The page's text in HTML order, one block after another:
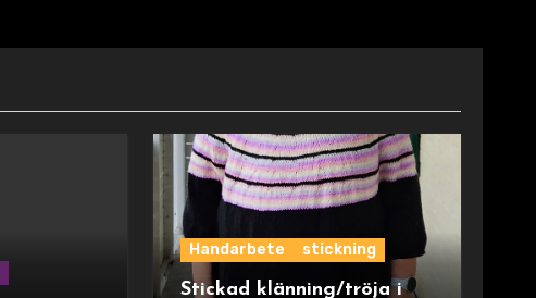
Handarbete stickning
Stickad klänning/tröja i